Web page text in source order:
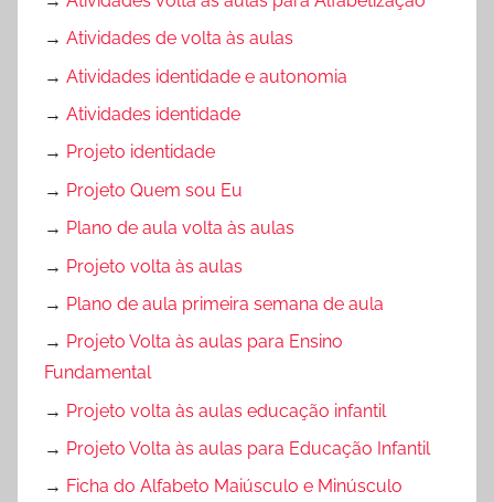
→ Atividades de volta às aulas
→ Atividades identidade e autonomia
→ Atividades identidade
→ Projeto identidade
→ Projeto Quem sou Eu
→ Plano de aula volta às aulas
→ Projeto volta às aulas
→ Plano de aula primeira semana de aula
→ Projeto Volta às aulas para Ensino
Fundamental
→ Projeto volta às aulas educação infantil
→ Projeto Volta às aulas para Educação Infantil
→ Ficha do Alfabeto Maiúsculo e Minúsculo